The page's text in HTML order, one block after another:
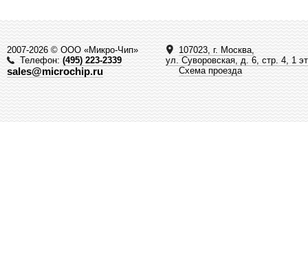
2007-2026 © ООО «Микро-Чип»
Телефон:(495) 223-2339
sales@microchip.ru
107023, г. Москва,
ул. Суворовская, д. 6, стр. 4, 1
Схема проезда